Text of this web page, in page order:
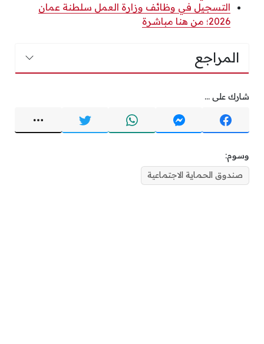
التسجيل في وظائف وزارة العمل سلطنة عمان
2026؛ من هنا مباشرة
المراجع
شارك على ...
وسوم:
صندوق الحماية الاجتماعية